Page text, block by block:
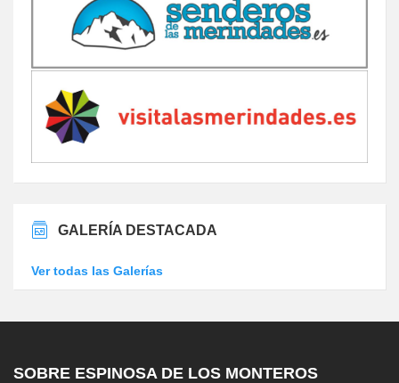
GALERÍA DESTACADA
Ver todas las Galerías
SOBRE ESPINOSA DE LOS MONTEROS